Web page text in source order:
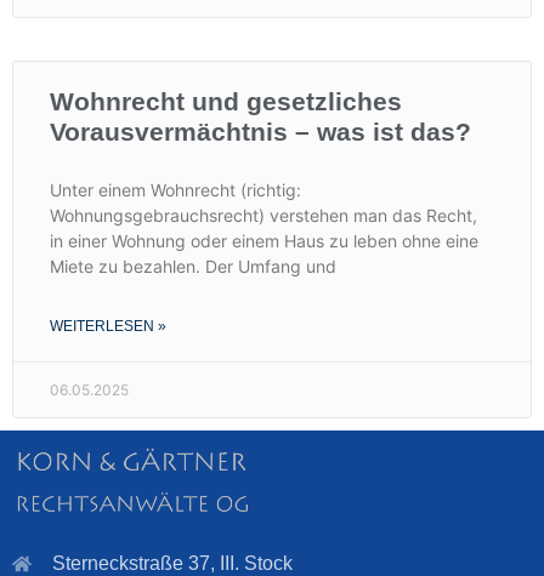
Wohnrecht und gesetzliches
Vorausvermächtnis – was ist das?
Unter einem Wohnrecht (richtig:
Wohnungsgebrauchsrecht) verstehen man das Recht,
in einer Wohnung oder einem Haus zu leben ohne eine
Miete zu bezahlen. Der Umfang und
WEITERLESEN »
06.05.2025
Sterneckstraße 37, III. Stock